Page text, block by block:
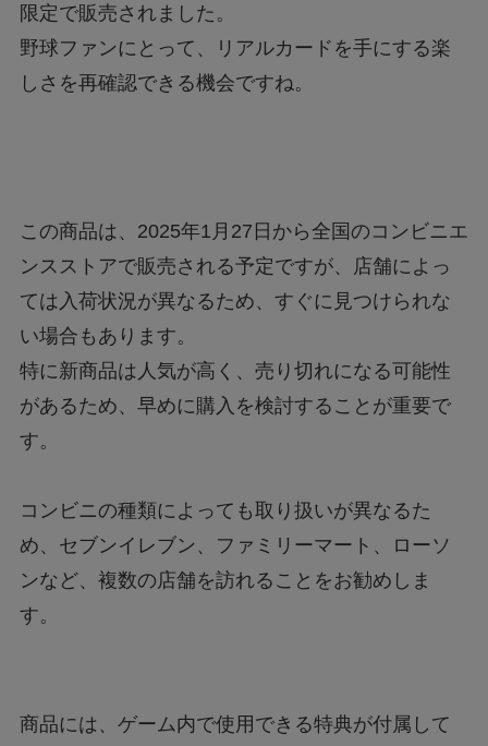
限定で販売されました。
野球ファンにとって、リアルカードを手にする楽
しさを再確認できる機会ですね。
この商品は、2025年1月27日から全国のコンビニエ
ンスストアで販売される予定ですが、店舗によっ
ては入荷状況が異なるため、すぐに見つけられな
い場合もあります。
特に新商品は人気が高く、売り切れになる可能性
があるため、早めに購入を検討することが重要で
す。
コンビニの種類によっても取り扱いが異なるた
め、セブンイレブン、ファミリーマート、ローソ
ンなど、複数の店舗を訪れることをお勧めしま
す。
商品には、ゲーム内で使用できる特典が付属して